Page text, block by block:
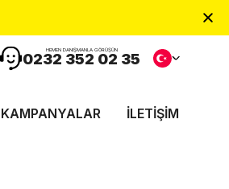
HEMEN DANIŞMANLA GÖRÜŞÜN
0232 352 02 35
KAMPANYALAR İLETIŞIM